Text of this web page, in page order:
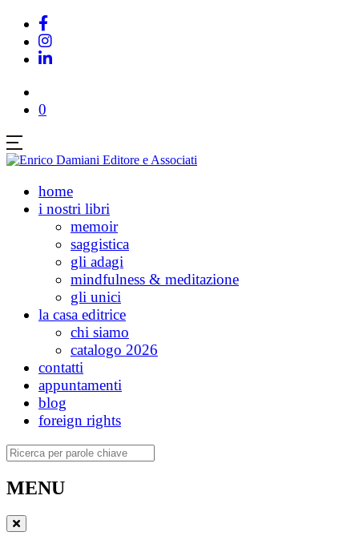
0
home
i nostri libri
memoir
saggistica
gli adagi
mindfulness & meditazione
gli unici
la casa editrice
chi siamo
catalogo 2026
contatti
appuntamenti
blog
foreign rights
Ricerca
MENU